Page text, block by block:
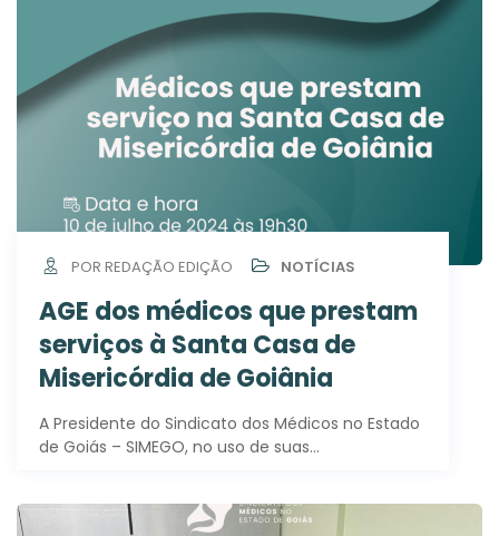
POR REDAÇÃO EDIÇÃO NOTÍCIAS
AGE dos médicos que prestam
serviços à Santa Casa de
Misericórdia de Goiânia
A Presidente do Sindicato dos Médicos no Estado
de Goiás – SIMEGO, no uso de suas…